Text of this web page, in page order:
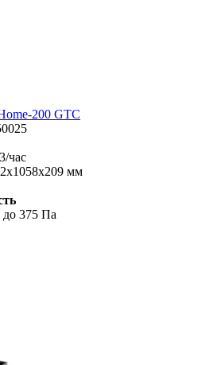
200 GTC
час
мм
до 375 Па